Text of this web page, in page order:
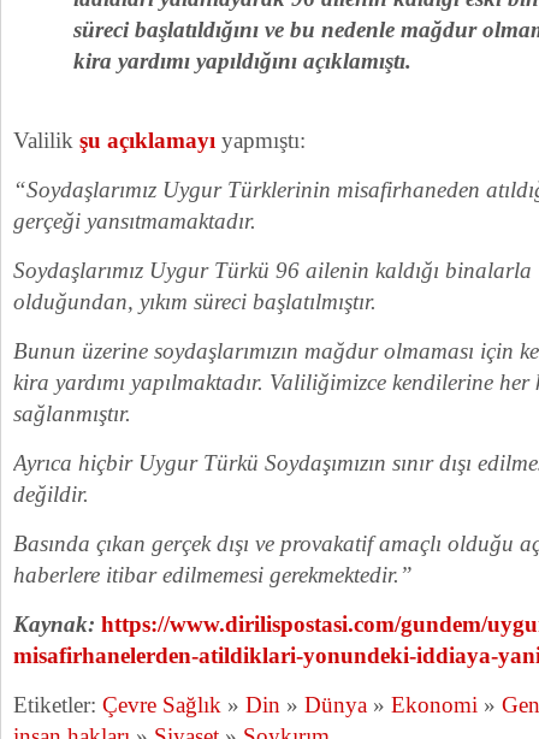
süreci başlatıldığını ve bu nedenle mağdur
kira yardımı yapıldığını açıklamıştı.
Valilik şu açıklamayı yapmıştı:
“Soydaşlarımız Uygur Türklerinin misafirhaneden
gerçeği yansıtmamaktadır.
Soydaşlarımız Uygur Türkü 96 ailenin kaldığı binalarla
olduğundan, yıkım süreci başlatılmıştır.
Bunun üzerine soydaşlarımızın mağdur olmaması için
kira yardımı yapılmaktadır. Valiliğimizce kendilerine
sağlanmıştır.
Ayrıca hiçbir Uygur Türkü Soydaşımızın sınır dışı
değildir.
Basında çıkan gerçek dışı ve provakatif amaçlı olduğu
haberlere itibar edilmemesi gerekmektedir.”
Kaynak: https://www.dirilispostasi.com/gundem/
misafirhanelerden-atildiklari-yonundeki-iddiaya-
Etiketler: Çevre Sağlık » Din » Dünya » Ekonomi »